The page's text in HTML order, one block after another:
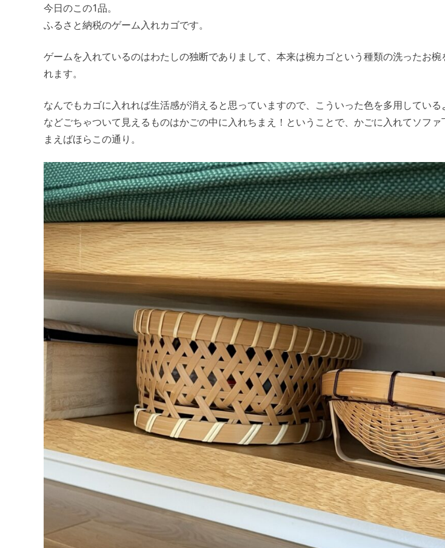
今日のこの1品。
ふるさと納税のゲーム入れカゴです。
ゲームを入れているのはわたしの独断でありまして、本来は椀カゴという種類の洗ったお
れます。
なんでもカゴに入れれば生活感が消えると思っていますので、こういった色を多用してい
などごちゃついて見えるものはかごの中に入れちまえ！ということで、かごに入れてソフ
まえばほらこの通り。